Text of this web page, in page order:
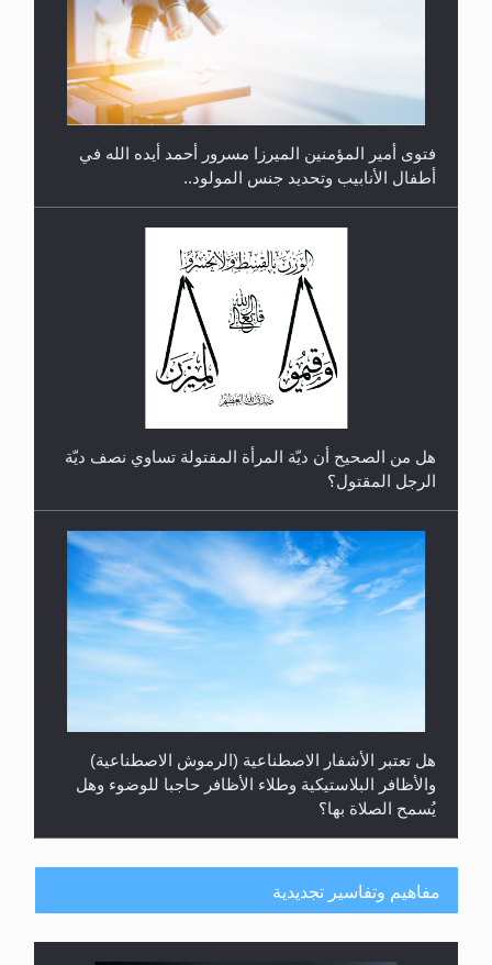
رأيٌ في لغة المسيح الموعود عليه السلام.. 4...
فتوى أمير المؤمنين الميرزا مسرور أحمد أيده الله في
أطفال الأنابيب وتحديد جنس المولود..
الرجل المقتول؟
والأظافر البلاستيكية وطلاء الأظافر حاجبا للوضوء وهل
يُسمح الصلاة بها؟
مفاهيم وتفاسير تجديدية